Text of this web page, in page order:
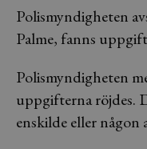
Polismyndigheten
Palme, fanns
Polismyndigheten
uppgifterna röjdes.
enskilde eller någon